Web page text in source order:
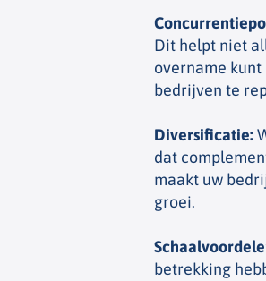
Dit helpt niet
overname
bedrijven te
Diversificatie:
dat
maakt uw
groei.
betrekking